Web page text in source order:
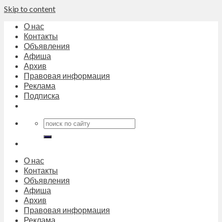
Skip to content
О нас
Контакты
Объявления
Афиша
Архив
Правовая информация
Реклама
Подписка
О нас
Контакты
Объявления
Афиша
Архив
Правовая информация
Реклама